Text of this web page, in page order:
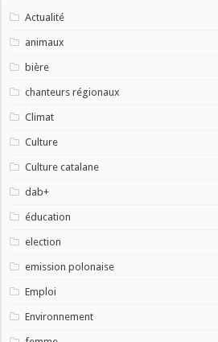
Actualité
animaux
bière
chanteurs régionaux
Climat
Culture
Culture catalane
dab+
éducation
election
emission polonaise
Emploi
Environnement